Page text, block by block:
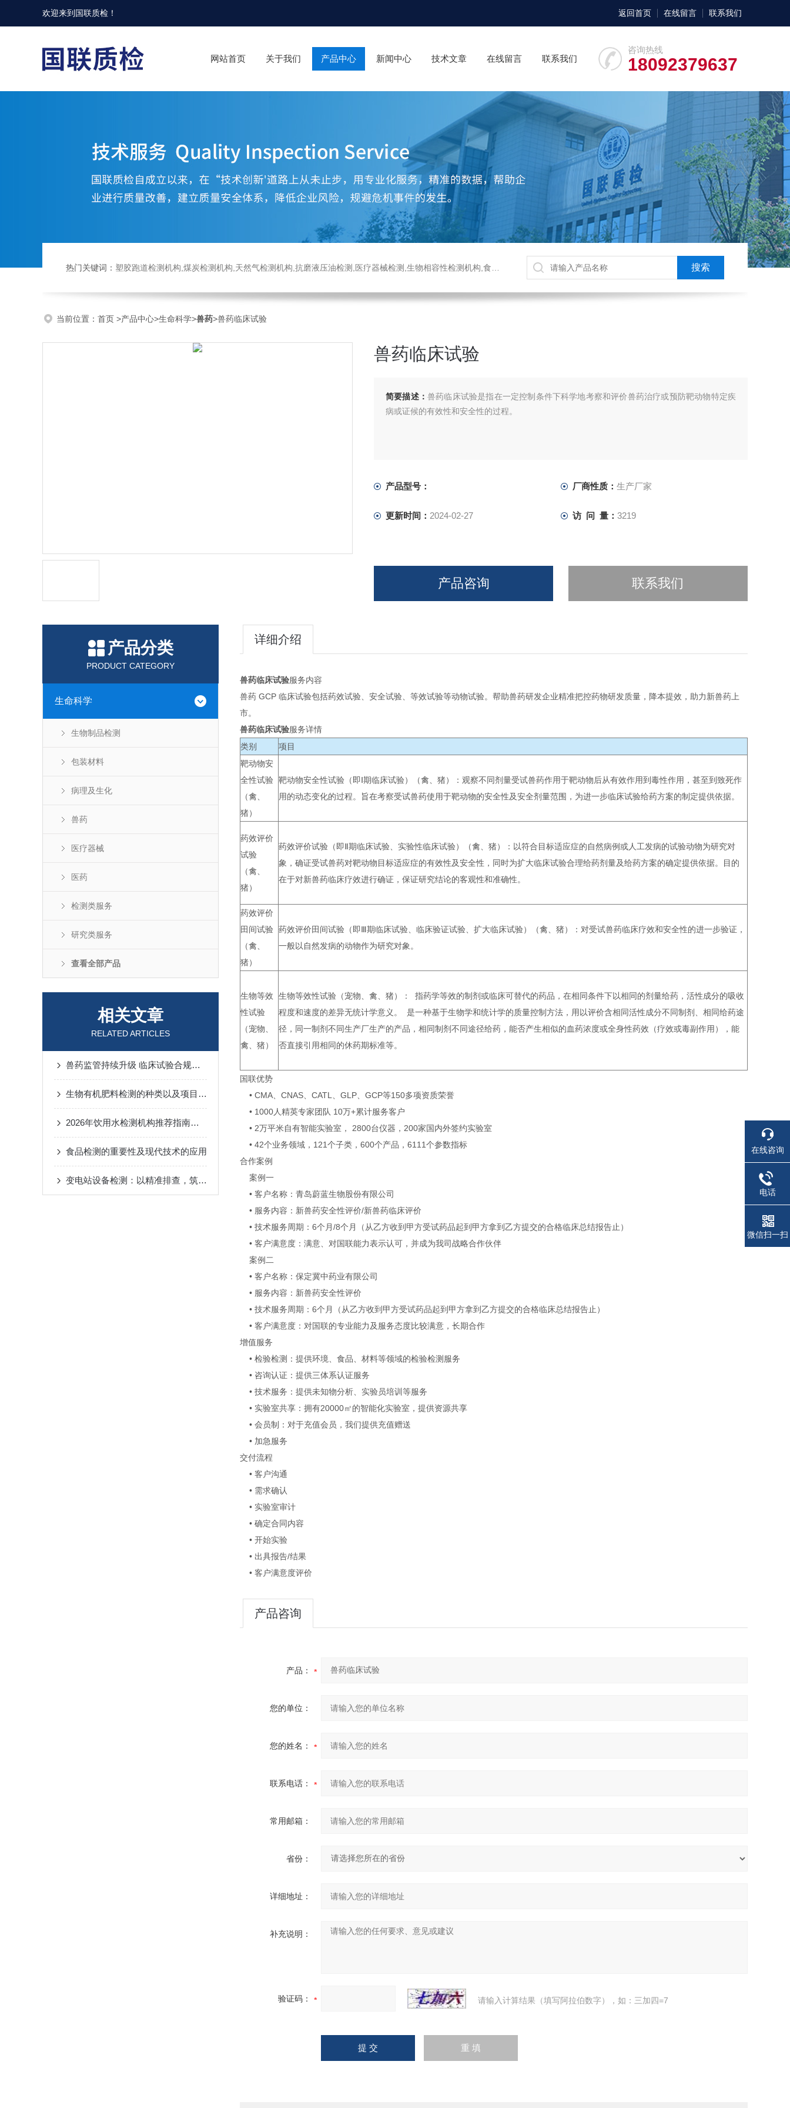
欢迎来到 国联质检 ！ 返回首页 在线留言 联系我们
咨询热线
18092379637
网站首页 关于我们 产品中心 新闻中心 技术文章 在线留言 联系我们
热门关键词： 塑胶跑道检测机构,煤炭检测机构,天然气检测机构,抗磨液压油检测,医疗器械检测,生物相容性检测机构,食品药品检测中心,消毒液检测,工程材料检测公司,不锈钢材质检测机构
当前位置： 首页 >产品中心>生命科学>兽药>兽药临床试验
兽药临床试验
简要描述： 兽药临床试验是指在一定控制条件下科学地考察和评价兽药治疗或预防靶动物特定疾
病或证候的有效性和安全性的过程。
产品型号： 厂商性质： 生产厂家
更新时间： 2024-02-27 访 问 量： 3219
产品咨询 联系我们
产品分类
PRODUCT CATEGORY
生命科学
生物制品检测
包装材料
病理及生化
兽药
医疗器械
医药
检测类服务
研究类服务
查看全部产品
相关文章
RELATED ARTICLES
兽药监管持续升级 临床试验合规要求与行业趋势解析
生物有机肥料检测的种类以及项目介绍
2026年饮用水检测机构推荐指南｜水质合规到安全保障全解析
食品检测的重要性及现代技术的应用
变电站设备检测：以精准排查，筑牢电力枢纽安全防线
详细介绍
兽药临床试验服务内容
兽药 GCP 临床试验包括药效试验、安全试验、等效试验等动物试验。帮助兽药研发企业精准把控药物研发质量，降本提效，助力新兽药上
市。
兽药临床试验服务详情
类别
项目
靶动物安
全性试验
（禽、
猪）
靶动物安全性试验（即Ⅰ期临床试验）（禽、猪）：观察不同剂量受试兽药作用于靶动物后从有效作用到毒性作用，甚至到致死作
用的动态变化的过程。旨在考察受试兽药使用于靶动物的安全性及安全剂量范围，为进一步临床试验给药方案的制定提供依据。
药效评价
试验
（禽、
猪）
药效评价试验（即Ⅱ期临床试验、实验性临床试验）（禽、猪）：以符合目标适应症的自然病例或人工发病的试验动物为研究对
象，确证受试兽药对靶动物目标适应症的有效性及安全性，同时为扩大临床试验合理给药剂量及给药方案的确定提供依据。目的
在于对新兽药临床疗效进行确证，保证研究结论的客观性和准确性。
药效评价
田间试验
（禽、
猪）
药效评价田间试验（即Ⅲ期临床试验、临床验证试验、扩大临床试验）（禽、猪）：对受试兽药临床疗效和安全性的进一步验证，
一般以自然发病的动物作为研究对象。
生物等效
性试验
（宠物、
禽、猪）
生物等效性试验（宠物、禽、猪）： 指药学等效的制剂或临床可替代的药品，在相同条件下以相同的剂量给药，活性成分的吸收
程度和速度的差异无统计学意义。 是一种基于生物学和统计学的质量控制方法，用以评价含相同活性成分不同制剂、相同给药途
径，同一制剂不同生产厂生产的产品，相同制剂不同途径给药，能否产生相似的血药浓度或全身性药效（疗效或毒副作用），能
否直接引用相同的休药期标准等。
国联优势
• CMA、CNAS、CATL、GLP、GCP等150多项资质荣誉
• 1000人精英专家团队 10万+累计服务客户
• 2万平米自有智能实验室， 2800台仪器，200家国内外签约实验室
• 42个业务领域，121个子类，600个产品，6111个参数指标
合作案例
案例一
• 客户名称：青岛蔚蓝生物股份有限公司
• 服务内容：新兽药安全性评价/新兽药临床评价
• 技术服务周期：6个月/8个月（从乙方收到甲方受试药品起到甲方拿到乙方提交的合格临床总结报告止）
• 客户满意度：满意、对国联能力表示认可，并成为我司战略合作伙伴
案例二
• 客户名称：保定冀中药业有限公司
• 服务内容：新兽药安全性评价
• 技术服务周期：6个月（从乙方收到甲方受试药品起到甲方拿到乙方提交的合格临床总结报告止）
• 客户满意度：对国联的专业能力及服务态度比较满意，长期合作
增值服务
• 检验检测：提供环境、食品、材料等领域的检验检测服务
• 咨询认证：提供三体系认证服务
• 技术服务：提供未知物分析、实验员培训等服务
• 实验室共享：拥有20000㎡的智能化实验室，提供资源共享
• 会员制：对于充值会员，我们提供充值赠送
• 加急服务
交付流程
• 客户沟通
• 需求确认
• 实验室审计
• 确定合同内容
• 开始实验
• 出具报告/结果
• 客户满意度评价
产品咨询
产品：
您的单位：
您的姓名：
联系电话：
常用邮箱：
省份：
详细地址：
补充说明：
验证码： 请输入计算结果（填写阿拉伯数字），如：三加四=7
在线咨询
电话
微信扫一扫